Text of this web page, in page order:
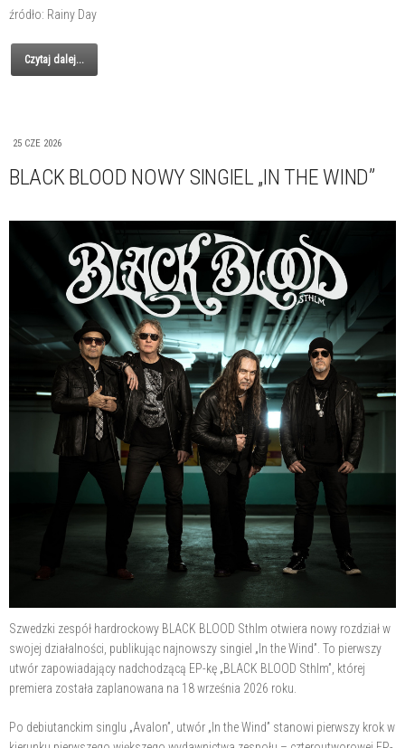
źródło: Rainy Day
Czytaj dalej...
25 CZE 2026
BLACK BLOOD NOWY SINGIEL „IN THE WIND”
Szwedzki zespół hardrockowy BLACK BLOOD Sthlm otwiera nowy rozdział w
swojej działalności, publikując najnowszy singiel „In the Wind”. To pierwszy
utwór zapowiadający nadchodzącą EP-kę „BLACK BLOOD Sthlm”, której
premiera została zaplanowana na 18 września 2026 roku.
Po debiutanckim singlu „Avalon”, utwór „In the Wind” stanowi pierwszy krok w